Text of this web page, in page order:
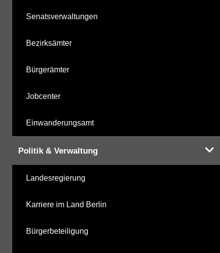
Senatsverwaltungen
Bezirksämter
Bürgerämter
Jobcenter
Einwanderungsamt
Politik & Verwaltung
Landesregierung
Karriere im Land Berlin
Bürgerbeteiligung